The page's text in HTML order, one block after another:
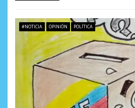
#NOTICIA OPINIÓN POLÍTICA